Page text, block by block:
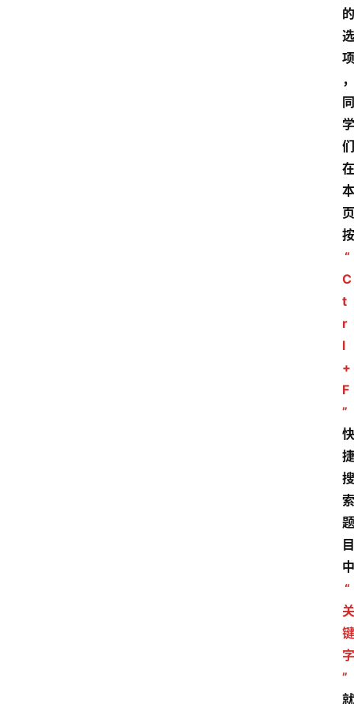
的
选
项
，
同
学
们
在
本
页
按
“
C
t
r
l
+
F
”
快
捷
搜
索
题
目
中
“
关
键
字
”
就